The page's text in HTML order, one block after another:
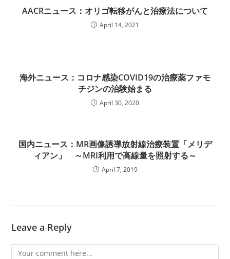
AACRニュース：オリゴ転移がんと治療法について
April 14, 2021
海外ニュース：コロナ感染COVID19の治療薬ファモ
チジンの治験始まる
April 30, 2020
国内ニュース：MR画像誘導放射線治療装置「メリデ
ィアン」 ～MRI利用で高線量を照射する～
April 7, 2019
Leave a Reply
Comment